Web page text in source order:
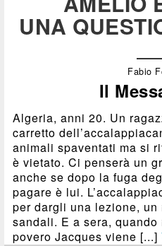
UNA
Fabio
Il
Algeria, anni 20. Un
carretto
animali spaventati ma si
è vietato. Ci penserà un
anche se dopo la fuga
pagare è lui.
per dargli una lezione,
sandali. E a sera,
povero Jacques viene [...]